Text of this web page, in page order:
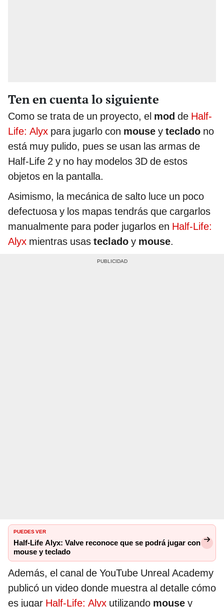
Ten en cuenta lo siguiente
Como se trata de un proyecto, el mod de Half-
Life: Alyx para jugarlo con mouse y teclado no
está muy pulido, pues se usan las armas de
Half-Life 2 y no hay modelos 3D de estos
objetos en la pantalla.
Asimismo, la mecánica de salto luce un poco
defectuosa y los mapas tendrás que cargarlos
manualmente para poder jugarlos en Half-Life:
Alyx mientras usas teclado y mouse.
PUEDES VER
Half-Life Alyx: Valve reconoce que se podrá jugar con
mouse y teclado
Además, el canal de YouTube Unreal Academy
publicó un video donde muestra al detalle cómo
es jugar Half-Life: Alyx utilizando mouse y